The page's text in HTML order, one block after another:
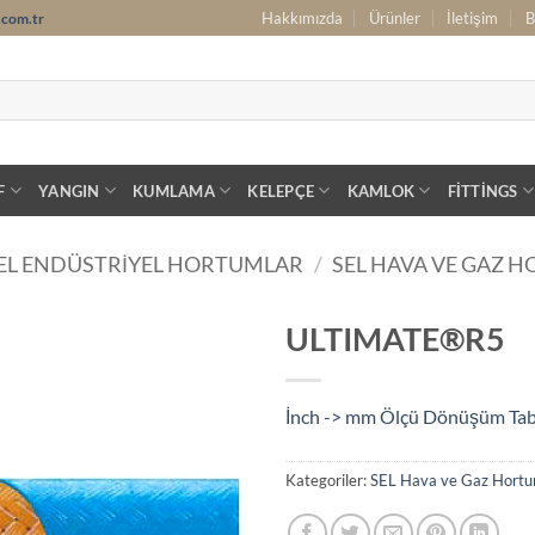
Hakkımızda Ürünler İletişim
YANGIN KUMLAMA KELEPÇE KAMLOK FITTINGS
ENDÜSTRIYEL HORTUMLAR / SEL HAVA VE GAZ
ULTIMATE®R5
İnch -> mm Ölçü Dönüşüm
Kategoriler:SEL Hava ve Gaz